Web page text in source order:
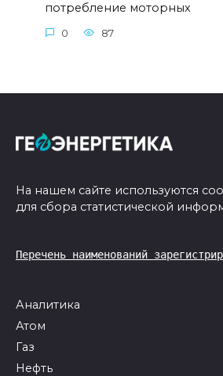
потребление моторных
0 87
На нашем сайте используются
для сбора статистической
Перечень наименований
Аналитика
Атом
Газ
Нефть